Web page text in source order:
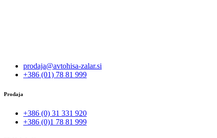
prodaja@avtohisa-zalar.si
+386 (01) 78 81 999
Prodaja
+386 (0) 31 331 920
+386 (0)1 78 81 999